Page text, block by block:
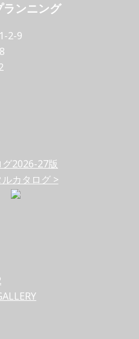
ンニング
2-9
グ2026-27版
カタログ >